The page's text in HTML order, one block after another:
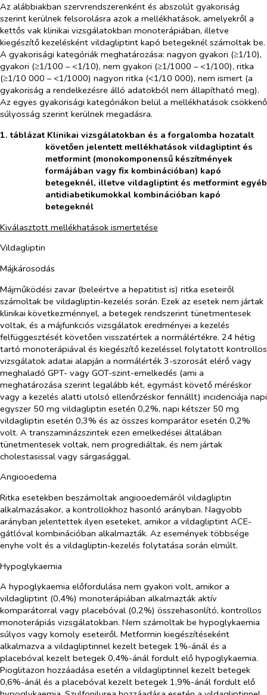
Az alábbiakban szervrendszerenként és abszolút gyakoriság
szerint kerülnek felsorolásra azok a mellékhatások, amelyekről a
kettős vak klinikai vizsgálatokban monoterápiában, illetve
kiegészítő kezelésként vildagliptint kapó betegeknél számoltak be.
A gyakorisági kategóriák meghatározása: nagyon gyakori (≥1/10),
gyakori (≥1/100 – <1/10), nem gyakori (≥1/1000 – <1/100), ritka
(≥1/10 000 – <1/1000) nagyon ritka (<1/10 000), nem ismert (a
gyakoriság a rendelkezésre álló adatokból nem állapítható meg).
Az egyes gyakorisági kategóriákon belül a mellékhatások csökkenő
súlyosság szerint kerülnek megadásra.
1. táblázat Klinikai vizsgálatokban és a forgalomba hozatalt
követően jelentett mellékhatások vildagliptint és
metformint (monokomponensű készítmények
formájában vagy fix kombinációban) kapó
betegeknél, illetve vildagliptint és metformint egyéb
antidiabetikumokkal kombinációban kapó
betegeknél
Kiválasztott mellékhatások ismertetése
Vildagliptin
Májkárosodás
Májműködési zavar (beleértve a hepatitist is) ritka eseteiről
számoltak be vildagliptin-kezelés során. Ezek az esetek nem jártak
klinikai következménnyel, a betegek rendszerint tünetmentesek
voltak, és a májfunkciós vizsgálatok eredményei a kezelés
felfüggesztését követően visszatértek a normálértékre. 24 hétig
tartó monoterápiával és kiegészítő kezeléssel folytatott kontrollos
vizsgálatok adatai alapján a normálérték 3-szorosát elérő vagy
meghaladó GPT- vagy GOT-szint-emelkedés (ami a
meghatározása szerint legalább két, egymást követő méréskor
vagy a kezelés alatti utolsó ellenőrzéskor fennállt) incidenciája napi
egyszer 50 mg vildagliptin esetén 0,2%, napi kétszer 50 mg
vildagliptin esetén 0,3% és az összes komparátor esetén 0,2%
volt. A transzaminázszintek ezen emelkedései általában
tünetmentesek voltak, nem progrediáltak, és nem jártak
cholestasissal vagy sárgasággal.
Angiooedema
Ritka esetekben beszámoltak angiooedemáról vildagliptin
alkalmazásakor, a kontrollokhoz hasonló arányban. Nagyobb
arányban jelentettek ilyen eseteket, amikor a vildagliptint ACE-
gátlóval kombinációban alkalmazták. Az események többsége
enyhe volt és a vildagliptin-kezelés folytatása során elmúlt.
Hypoglykaemia
A hypoglykaemia előfordulása nem gyakori volt, amikor a
vildagliptint (0,4%) monoterápiában alkalmazták aktív
komparátorral vagy placebóval (0,2%) összehasonlító, kontrollos
monoterápiás vizsgálatokban. Nem számoltak be hypoglykaemia
súlyos vagy komoly eseteiről. Metformin kiegészítéseként
alkalmazva a vildagliptinnel kezelt betegek 1%-ánál és a
placebóval kezelt betegek 0,4%-ánál fordult elő hypoglykaemia.
Pioglitazon hozzáadása esetén a vildagliptinnel kezelt betegek
0,6%-ánál és a placebóval kezelt betegek 1,9%-ánál fordult elő